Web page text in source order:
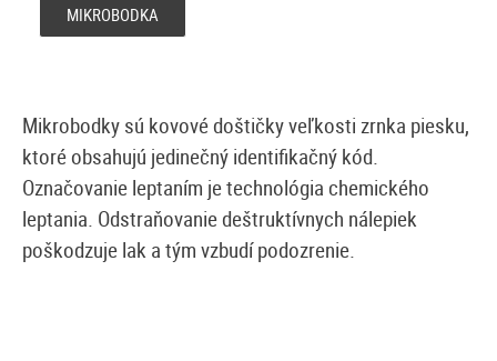
MIKROBODKA
Mikrobodky sú kovové doštičky veľkosti zrnka piesku,
ktoré obsahujú jedinečný identifikačný kód.
Označovanie leptaním je technológia chemického
leptania. Odstraňovanie deštruktívnych nálepiek
poškodzuje lak a tým vzbudí podozrenie.